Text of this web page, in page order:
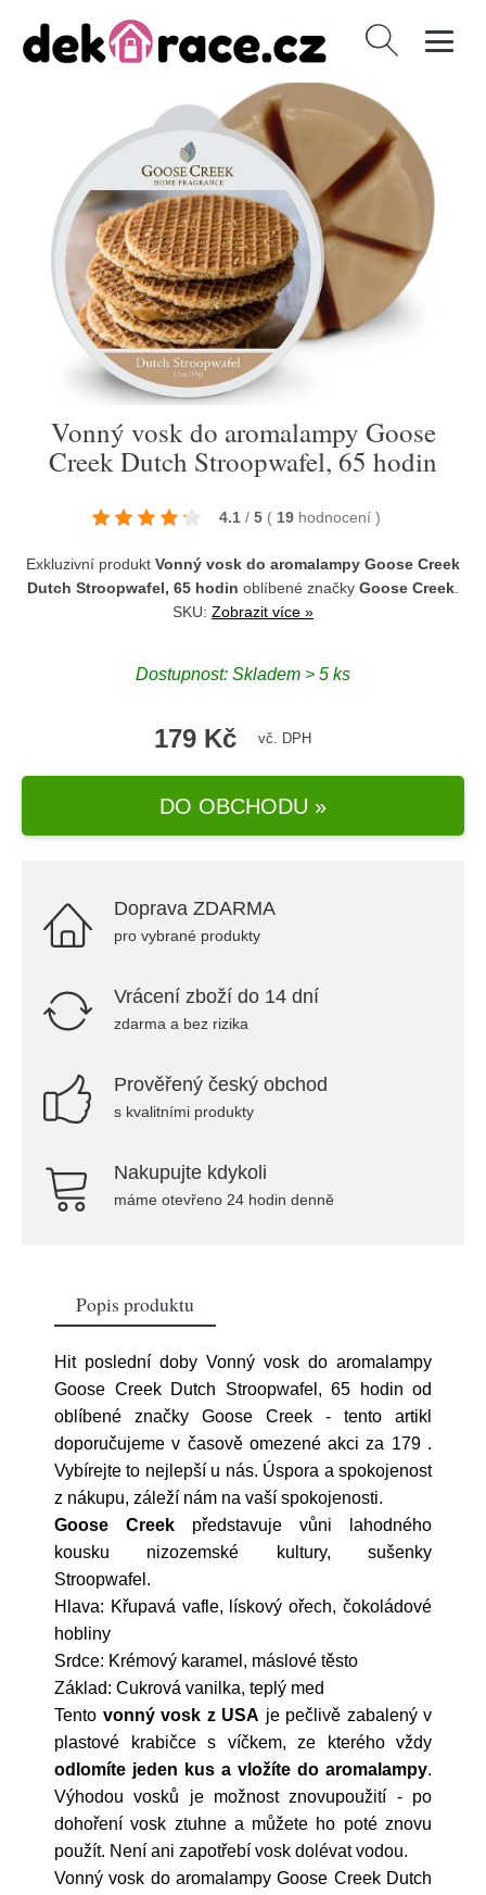
Vyhledávání
Vonný vosk do aromalampy Goose
Creek Dutch Stroopwafel, 65 hodin
4.1 / 5 ( 19 hodnocení )
Exkluzivní produkt Vonný vosk do aromalampy Goose Creek
Dutch Stroopwafel, 65 hodin oblíbené značky Goose Creek
SKU: Zobrazit více »
Dostupnost: Skladem > 5 ks
179 Kč vč. DPH
DO OBCHODU »
Doprava ZDARMA
pro vybrané produkty
Vrácení zboží do 14 dní
zdarma a bez rizika
Prověřený český obchod
s kvalitními produkty
Nakupujte kdykoli
máme otevřeno 24 hodin denně
Popis produktu
Hit poslední doby Vonný vosk do aromalampy
Goose Creek Dutch Stroopwafel, 65 hodin od
oblíbené značky Goose Creek - tento artikl
doporučujeme v časově omezené akci za 179 .
Vybírejte to nejlepší u nás. Úspora a spokojenost
z nákupu, záleží nám na vaší spokojenosti.
Goose Creek představuje vůni lahodného
kousku nizozemské kultury, sušenky
Stroopwafel.
Hlava: Křupavá vafle, lískový ořech, čokoládové
hobliny
Srdce: Krémový karamel, máslové těsto
Základ: Cukrová vanilka, teplý med
Tento vonný vosk z USA je pečlivě zabalený v
plastové krabičce s víčkem, ze kterého vždy
odlomíte jeden kus a vložíte do aromalampy.
Výhodou vosků je možnost znovupoužití - po
dohoření vosk ztuhne a můžete ho poté znovu
použít. Není ani zapotřebí vosk dolévat vodou.
Vonný vosk do aromalampy Goose Creek Dutch